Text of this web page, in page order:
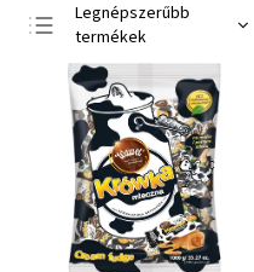
Legnépszerűbb
termékek
Legolcsóbb elöl
Legdrágább
ABC szerint